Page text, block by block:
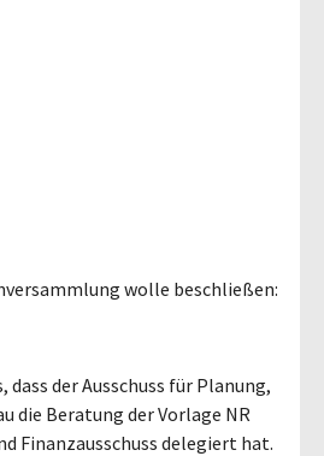
wolle beschließen:
der Ausschuss für Planung,
die Beratung der Vorlage NR
Finanzausschuss delegiert hat.